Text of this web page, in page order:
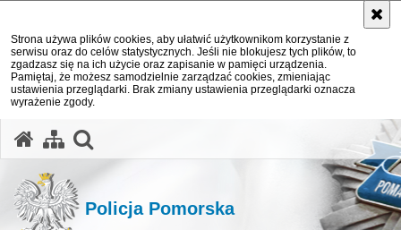
Strona używa plików cookies, aby ułatwić użytkownikom korzystanie z
serwisu oraz do celów statystycznych. Jeśli nie blokujesz tych plików, to
zgadzasz się na ich użycie oraz zapisanie w pamięci urządzenia.
Pamiętaj, że możesz samodzielnie zarządzać cookies, zmieniając
ustawienia przeglądarki. Brak zmiany ustawienia przeglądarki oznacza
wyrażenie zgody.
Policja Pomorska